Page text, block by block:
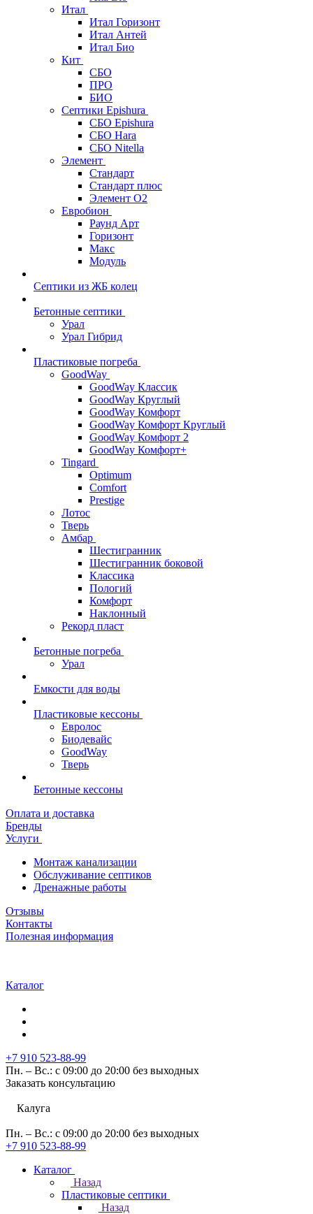
Итал
Итал Горизонт
Итал Антей
Итал Био
Кит
СБО
ПРО
БИО
Септики Epishura
СБО Epishura
СБО Hara
СБО Nitella
Элемент
Стандарт
Стандарт плюс
Элемент О2
Евробион
Раунд Арт
Горизонт
Макс
Модуль
Септики из ЖБ колец
Бетонные септики
Урал
Урал Гибрид
Пластиковые погреба
GoodWay
GoodWay Классик
GoodWay Круглый
GoodWay Комфорт
GoodWay Комфорт Круглый
GoodWay Комфорт 2
GoodWay Комфорт+
Tingard
Optimum
Comfort
Prestige
Лотос
Тверь
Амбар
Шестигранник
Шестигранник боковой
Классика
Пологий
Комфорт
Наклонный
Рекорд пласт
Бетонные погреба
Урал
Емкости для воды
Пластиковые кессоны
Евролос
Биодевайс
GoodWay
Тверь
Бетонные кессоны
Оплата и доставка
Бренды
Услуги
Монтаж канализации
Обслуживание септиков
Дренажные работы
Отзывы
Контакты
Полезная информация
Каталог
+7 910 523-88-99
Пн. – Вс.: с 09:00 до 20:00 без выходных
Заказать консультацию
Калуга
Пн. – Вс.: с 09:00 до 20:00 без выходных
+7 910 523-88-99
Каталог
Назад
Пластиковые септики
Назад